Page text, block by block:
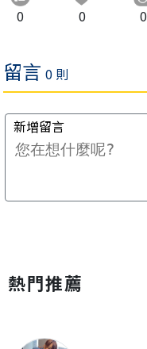
0 0 0
熱門推薦